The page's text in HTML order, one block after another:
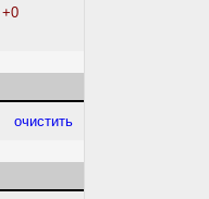
+0
очистить